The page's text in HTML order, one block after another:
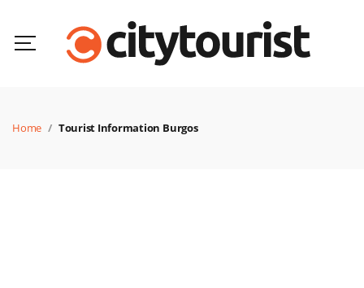
Home Tourist Information Burgos